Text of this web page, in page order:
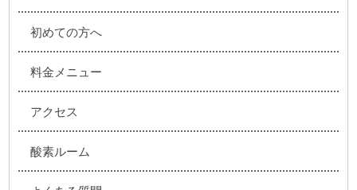
初めての方へ
料金メニュー
アクセス
酸素ルーム